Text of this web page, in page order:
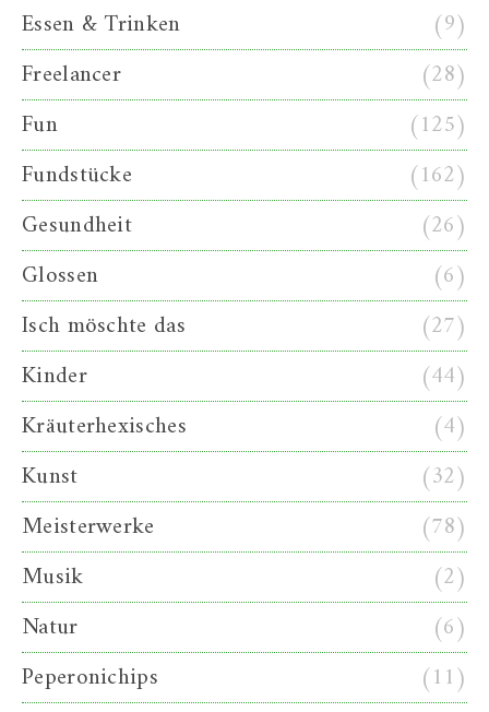
Essen & Trinken
(9)
Freelancer
(28)
Fun
(125)
Fundstücke
(162)
Gesundheit
(26)
Glossen
(6)
Isch möschte das
(27)
Kinder
(44)
Kräuterhexisches
(4)
Kunst
(32)
Meisterwerke
(78)
Musik
(2)
Natur
(6)
Peperonichips
(11)